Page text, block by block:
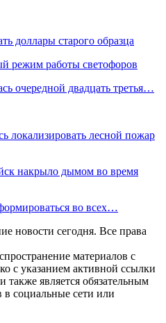
доллары старого образца
режим работы светофоров
очередной двадцать третья…
локализировать лесной пожар
накрыло дымом во время
во всех…
новости сегодня. Все права
материалов с
с указанием активной ссылки
также является обязательным
социальные сети или